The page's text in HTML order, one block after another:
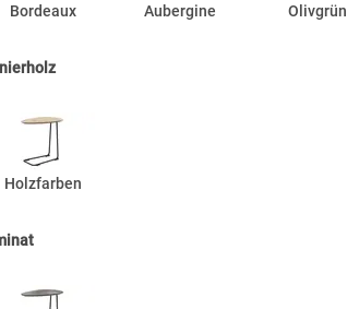
Bordeaux Aubergine Olivgrün
Holzfarben